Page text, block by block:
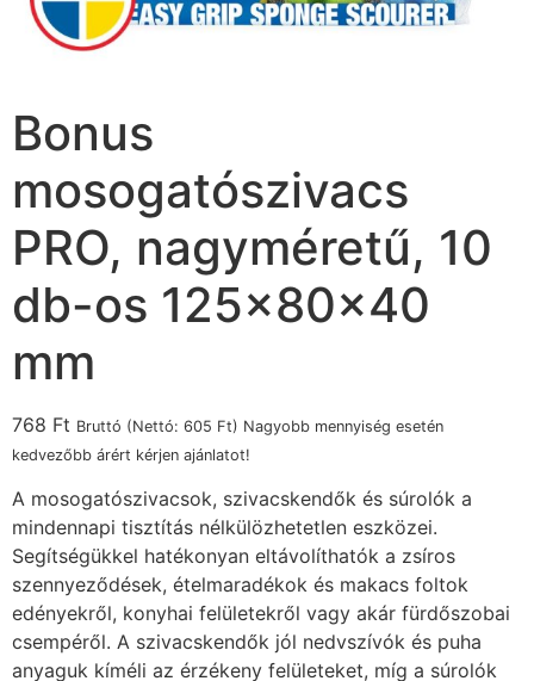
Bonus
mosogatószivacs
PRO, nagyméretű, 10
db-os 125x80x40
mm
768 Ft Bruttó (Nettó: 605 Ft) Nagyobb mennyiség esetén
kedvezőbb árért kérjen ajánlatot!
A mosogatószivacsok, szivacskendők és súrolók a
mindennapi tisztítás nélkülözhetetlen eszközei.
Segítségükkel hatékonyan eltávolíthatók a zsíros
szennyeződések, ételmaradékok és makacs foltok
edényekről, konyhai felületekről vagy akár fürdőszobai
csempéről. A szivacskendők jól nedvszívók és puha
anyaguk kíméli az érzékeny felületeket, míg a súrolók